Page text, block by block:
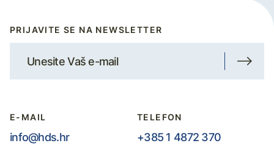
PRIJAVITE SE NA NEWSLETTER
E-MAIL
info@hds.hr
TELEFON
+385 1 4872 370